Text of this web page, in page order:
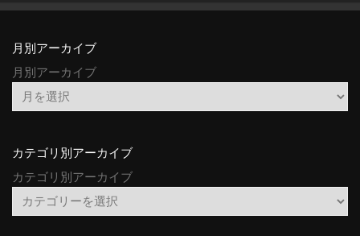
月別アーカイブ
月別アーカイブ
カテゴリ別アーカイブ
カテゴリ別アーカイブ